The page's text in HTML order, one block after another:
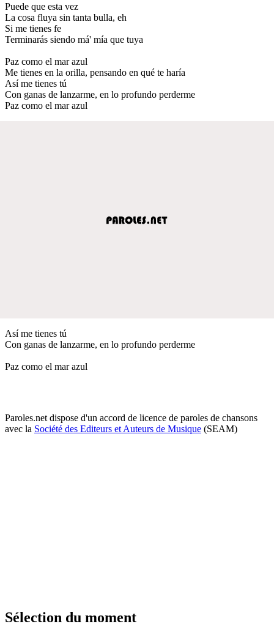
Puede que esta vez
La cosa fluya sin tanta bulla, eh
Si me tienes fe
Terminarás siendo má' mía que tuya
Paz como el mar azul
Me tienes en la orilla, pensando en qué te haría
Así me tienes tú
Con ganas de lanzarme, en lo profundo perderme
Paz como el mar azul
Así me tienes tú
Con ganas de lanzarme, en lo profundo perderme
Paz como el mar azul
Paroles.net dispose d'un accord de licence de paroles de chansons
avec la Société des Editeurs et Auteurs de Musique (SEAM)
Sélection du moment